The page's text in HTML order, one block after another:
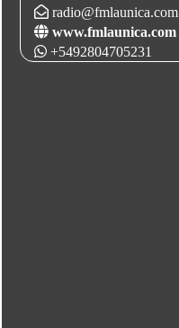
radio@fmlaunica.com
www.fmlaunica.com
+5492804705231